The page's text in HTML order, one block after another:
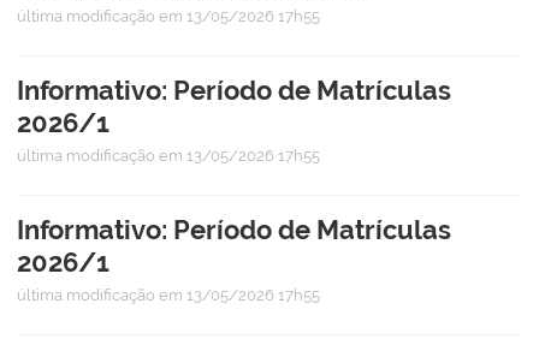
última modificação em 13/05/2026 17h55
Informativo: Período de Matrículas
2026/1
última modificação em 13/05/2026 17h55
Informativo: Período de Matrículas
2026/1
última modificação em 13/05/2026 17h55